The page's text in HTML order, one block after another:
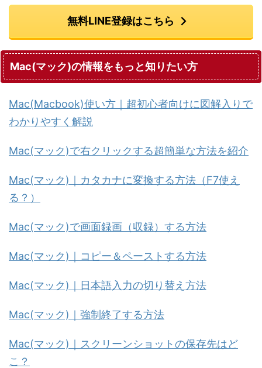
無料LINE登録はこちら
Mac(マック)の情報をもっと知りたい方
Mac(Macbook)使い方｜超初心者向けに図解入りで
わかりやすく解説
Mac(マック)で右クリックする超簡単な方法を紹介
Mac(マック)｜カタカナに変換する方法（F7使え
る？）
Mac(マック)で画面録画（収録）する方法
Mac(マック)｜コピー＆ペーストする方法
Mac(マック)｜日本語入力の切り替え方法
Mac(マック)｜強制終了する方法
Mac(マック)｜スクリーンショットの保存先はど
こ？